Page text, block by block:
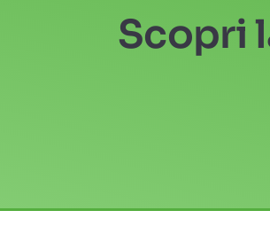
Scopri